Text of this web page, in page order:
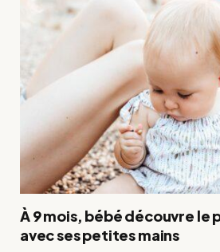
À 9 mois, bébé découvre le
avec ses petites mains